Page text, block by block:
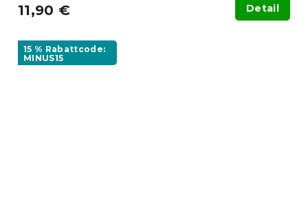
11,90 € Detail
15 % Rabattcode:
MINUS15